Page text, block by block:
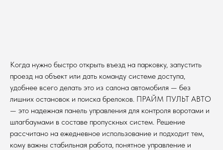
Когда нужно быстро открыть въезд на парковку, запустить
проезд на объект или дать команду системе доступа,
удобнее всего делать это из салона автомобиля — без
лишних остановок и поиска брелоков. ПРАЙМ ПУЛЬТ АВТО
— это надежная панель управления для контроля воротами и
шлагбаумами в составе пропускных систем. Решение
рассчитано на ежедневное использование и подходит тем,
кому важны стабильная работа, понятное управление и